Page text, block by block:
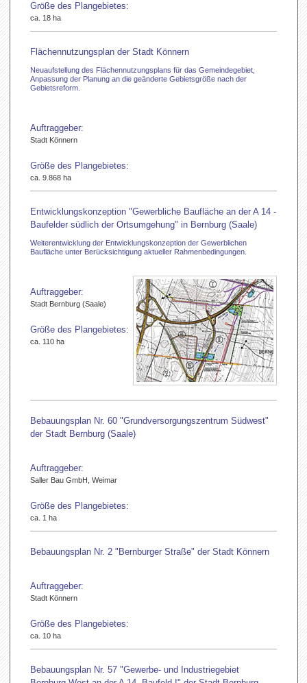
Größe des Plangebietes:
ca. 18 ha
Flächennutzungsplan der Stadt Könnern
Neuaufstellung des Flächennutzungsplans für das Gemeindegebiet,
Anpassung der Planung an die geänderte Gebietsgröße nach der
Gebietsreform.
Auftraggeber:
Stadt Könnern
Größe des Plangebietes:
ca. 9.868 ha
Entwicklungskonzeption "Gewerbliche Baufläche an der A 14 -
Baufelder südlich der Ortsumgehung" in Bernburg (Saale)
Weiterentwicklung der Entwicklungskonzeption der Gewerblichen
Baufläche unter Berücksichtigung aktueller Rahmenbedingungen.
Auftraggeber:
Stadt Bernburg (Saale)
Größe des Plangebietes:
ca. 110 ha
Bebauungsplan Nr. 60 "Grundversorgungszentrum Südwest"
der Stadt Bernburg (Saale)
Auftraggeber:
Saller Bau GmbH, Weimar
Größe des Plangebietes:
ca. 1 ha
Bebauungsplan Nr. 2 "Bernburger Straße" der Stadt Könnern
Auftraggeber:
Stadt Könnern
Größe des Plangebietes:
ca. 10 ha
Bebauungsplan Nr. 57 "Gewerbe- und Industriegebiet